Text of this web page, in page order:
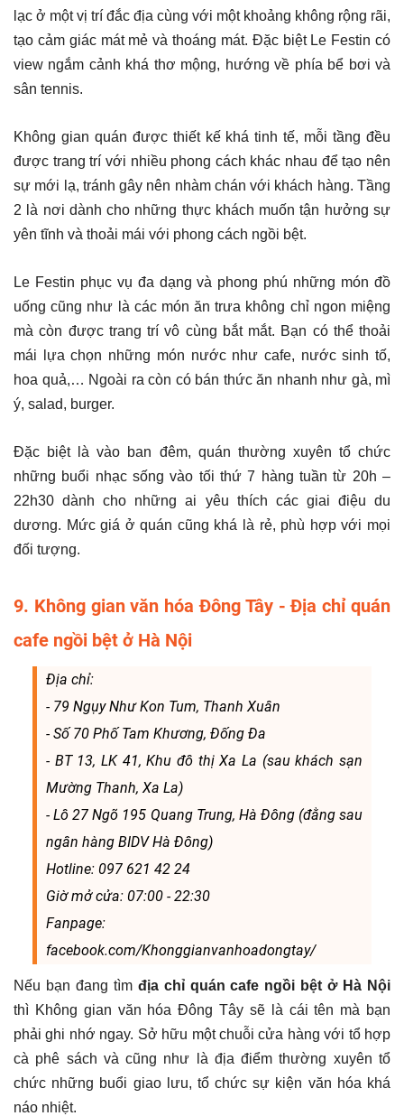
lạc ở một vị trí đắc địa cùng với một khoảng không rộng rãi,
tạo cảm giác mát mẻ và thoáng mát. Đặc biệt Le Festin có
view ngắm cảnh khá thơ mộng, hướng về phía bể bơi và
sân tennis.
Không gian quán được thiết kế khá tinh tế, mỗi tầng đều
được trang trí với nhiều phong cách khác nhau để tạo nên
sự mới lạ, tránh gây nên nhàm chán với khách hàng. Tầng
2 là nơi dành cho những thực khách muốn tận hưởng sự
yên tĩnh và thoải mái với phong cách ngồi bệt.
Le Festin phục vụ đa dạng và phong phú những món đồ
uống cũng như là các món ăn trưa không chỉ ngon miệng
mà còn được trang trí vô cùng bắt mắt. Bạn có thể thoải
mái lựa chọn những món nước như cafe, nước sinh tố,
hoa quả,… Ngoài ra còn có bán thức ăn nhanh như gà, mì
ý, salad, burger.
Đặc biệt là vào ban đêm, quán thường xuyên tổ chức
những buổi nhạc sống vào tối thứ 7 hàng tuần từ 20h –
22h30 dành cho những ai yêu thích các giai điệu du
dương. Mức giá ở quán cũng khá là rẻ, phù hợp với mọi
đối tượng.
9. Không gian văn hóa Đông Tây - Địa chỉ quán
cafe ngồi bệt ở Hà Nội
Địa chỉ:
- 79 Ngụy Như Kon Tum, Thanh Xuân
- Số 70 Phố Tam Khương, Đống Đa
- BT 13, LK 41, Khu đô thị Xa La (sau khách sạn
Mường Thanh, Xa La)
- Lô 27 Ngõ 195 Quang Trung, Hà Đông (đằng sau
ngân hàng BIDV Hà Đông)
Hotline: 097 621 42 24
Giờ mở cửa: 07:00 - 22:30
Fanpage:
facebook.com/Khonggianvanhoadongtay/
Nếu bạn đang tìm địa chỉ quán cafe ngồi bệt ở Hà Nội
thì Không gian văn hóa Đông Tây sẽ là cái tên mà bạn
phải ghi nhớ ngay. Sở hữu một chuỗi cửa hàng với tổ hợp
cà phê sách và cũng như là địa điểm thường xuyên tổ
chức những buổi giao lưu, tổ chức sự kiện văn hóa khá
náo nhiệt.